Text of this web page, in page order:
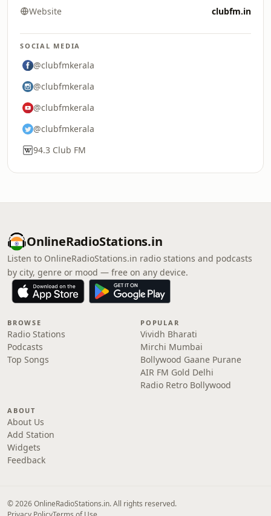
Website clubfm.in
SOCIAL MEDIA
@clubfmkerala
@clubfmkerala
@clubfmkerala
@clubfmkerala
94.3 Club FM
OnlineRadioStations.in
Listen to OnlineRadioStations.in radio stations and podcasts
by city, genre or mood — free on any device.
BROWSE
Radio Stations
Podcasts
Top Songs
POPULAR
Vividh Bharati
Mirchi Mumbai
Bollywood Gaane Purane
AIR FM Gold Delhi
Radio Retro Bollywood
ABOUT
About Us
Add Station
Widgets
Feedback
© 2026 OnlineRadioStations.in. All rights reserved.